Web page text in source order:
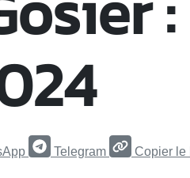
Telegram Copier le